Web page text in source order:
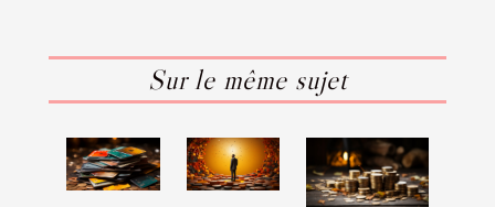
Sur le même sujet